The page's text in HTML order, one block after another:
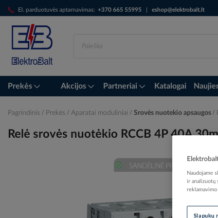
El. parduotuvės aptarnavimas: +370 665 55995 eshop@elektrobalt.lt
Skip
to
Content
Prekės Akcijos Partneriai Katalogai
Pagrindinis Prekės Aparatai moduliniai Srovės nuotekio apsaugos
Relė srovės nuotėkio RCCB 4P 40A
Naudojame
ir analizuotų
reklamavimo
Slapukų